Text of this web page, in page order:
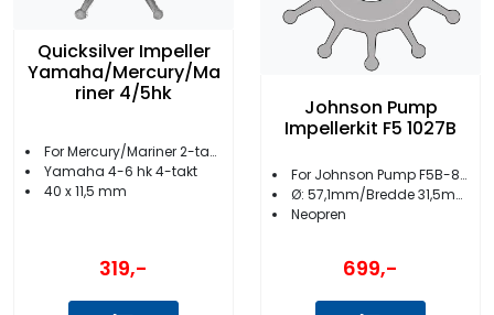
Quicksilver Impeller
Yamaha/Mercury/Ma
riner 4/5hk
For Mercury/Mariner 2-takt 4-5hk
Yamaha 4-6 hk 4-takt
40 x 11,5 mm
319,-
Johnson Pump
Impellerkit F5 1027B
For Johnson Pump F5B-8/F5B-3000
Ø: 57,1mm/Bredde 31,5mm
Neopren
699,-